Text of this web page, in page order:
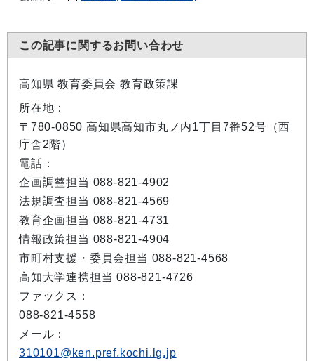
この記事に関するお問い合わせ
高知県 教育委員会 教育政策課
所在地：
〒780-0850 高知県高知市丸ノ内1丁目7番52号（西
庁舎2階）
電話：
企画調整担当 088-821-4902
法規調査担当 088-821-4569
教育企画担当 088-821-4731
情報政策担当 088-821-4904
市町村支援・委員会担当 088-821-4568
高知大学連携担当 088-821-4726
ファックス：
088-821-4558
メール：
310101@ken.pref.kochi.lg.jp